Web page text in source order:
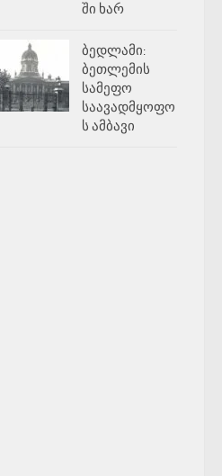
ში ხარ
ბედლამი:
ბეთლემის
სამეფო
საავადმყოფო
ს ამბავი